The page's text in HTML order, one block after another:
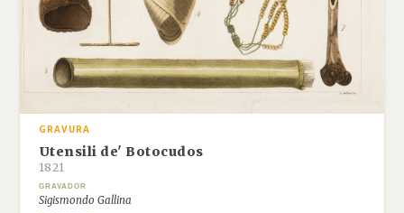
GRAVURA
Utensili de' Botocudos
1821
GRAVADOR
Sigismondo Gallina